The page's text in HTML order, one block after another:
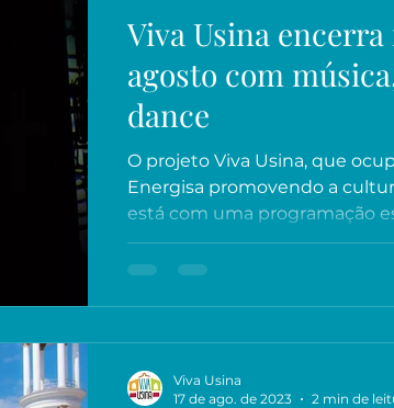
Viva Usina encerra
agosto com
dance
O projeto Viva Usina, que
Energisa promovendo a
está com uma programação
Viva Usina
17 de ago. de 2023
2 min de